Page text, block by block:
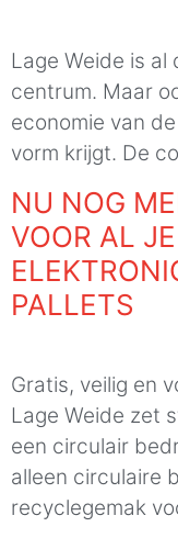
Lage Weide is al
centrum. Maar
economie van
vorm krijgt. De
NU NOG
VOOR AL
PALLETS
Gratis, veilig en
Lage Weide zet
een circulair
alleen circulaire
recyclegemak